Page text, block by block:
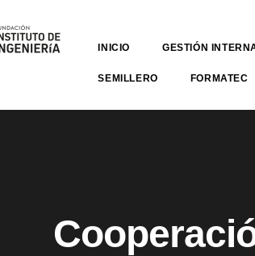
INICIO GESTIÓN
SEMILLERO FORMATEC